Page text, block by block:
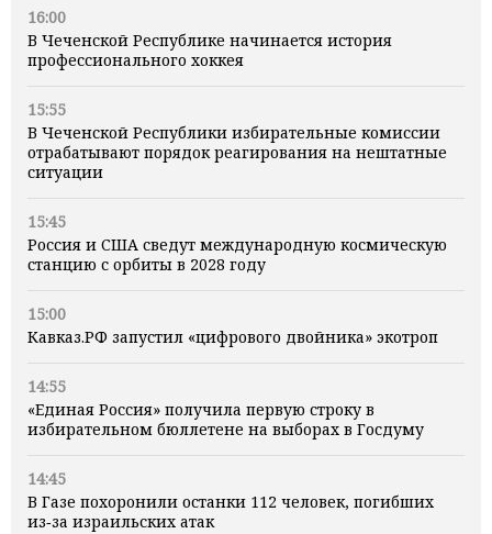
16:00
В Чеченской Республике начинается история
профессионального хоккея
15:55
В Чеченской Республики избирательные комиссии
отрабатывают порядок реагирования на нештатные
ситуации
15:45
Россия и США сведут международную космическую
станцию с орбиты в 2028 году
15:00
Кавказ.РФ запустил «цифрового двойника» экотроп
14:55
«Единая Россия» получила первую строку в
избирательном бюллетене на выборах в Госдуму
14:45
В Газе похоронили останки 112 человек, погибших
из‑за израильских атак